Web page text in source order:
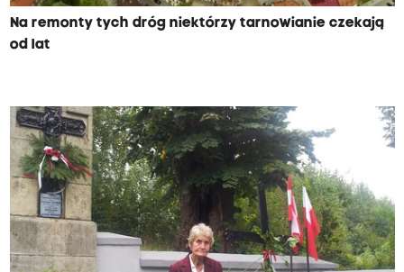
Na remonty tych dróg niektórzy tarnowianie czekają
od lat